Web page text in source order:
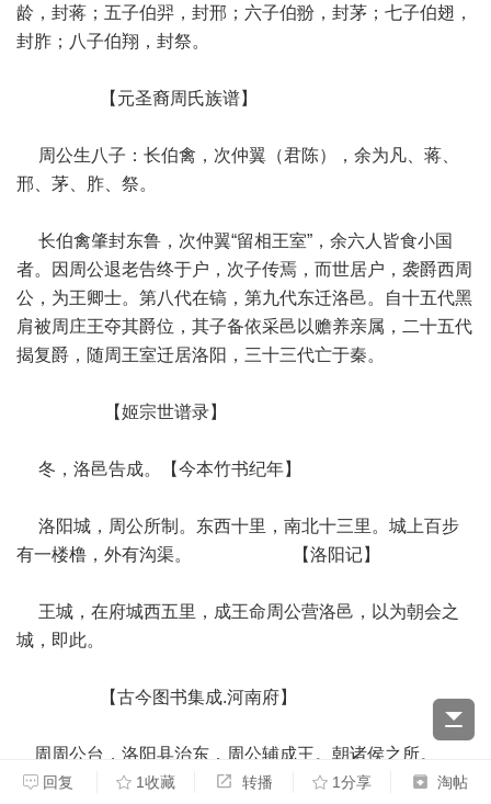
龄，封蒋；五子伯羿，封邢；六子伯翂，封茅；七子伯翅，
封胙；八子伯翔，封祭。
【元圣裔周氏族谱】
周公生八子：长伯禽，次仲翼（君陈），余为凡、蒋、
邢、茅、胙、祭。
长伯禽肇封东鲁，次仲翼“留相王室”，余六人皆食小国
者。因周公退老告终于户，次子传焉，而世居户，袭爵西周
公，为王卿士。第八代在镐，第九代东迁洛邑。自十五代黑
肩被周庄王夺其爵位，其子备依采邑以赡养亲属，二十五代
揭复爵，随周王室迁居洛阳，三十三代亡于秦。
【姬宗世谱录】
冬，洛邑告成。【今本竹书纪年】
洛阳城，周公所制。东西十里，南北十三里。城上百步
有一楼橹，外有沟渠。 【洛阳记】
王城，在府城西五里，成王命周公营洛邑，以为朝会之
城，即此。
【古今图书集成.河南府】
周周公台，洛阳县治东，周公辅成王。朝诸侯之所。
回复 1收藏 转播 1分享 淘帖